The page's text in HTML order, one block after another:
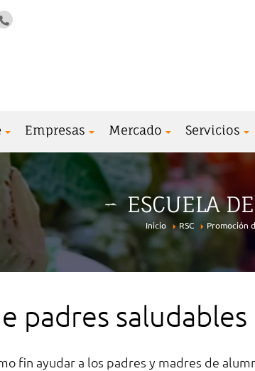
Empresas Mercado Servicios
ESCUELA
Inicio RSC Promoción
padres saludables
fin ayudar a los padres y madres de